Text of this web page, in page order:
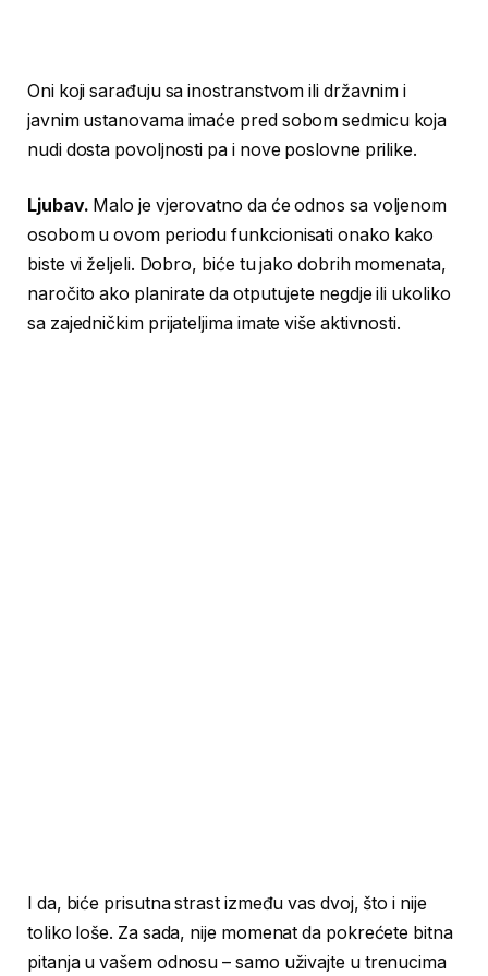
Oni koji sarađuju sa inostranstvom ili državnim i
javnim ustanovama imaće pred sobom sedmicu koja
nudi dosta povoljnosti pa i nove poslovne prilike.
Ljubav. Malo je vjerovatno da će odnos sa voljenom
osobom u ovom periodu funkcionisati onako kako
biste vi željeli. Dobro, biće tu jako dobrih momenata,
naročito ako planirate da otputujete negdje ili ukoliko
sa zajedničkim prijateljima imate više aktivnosti.
I da, biće prisutna strast između vas dvoj, što i nije
toliko loše. Za sada, nije momenat da pokrećete bitna
pitanja u vašem odnosu – samo uživajte u trenucima